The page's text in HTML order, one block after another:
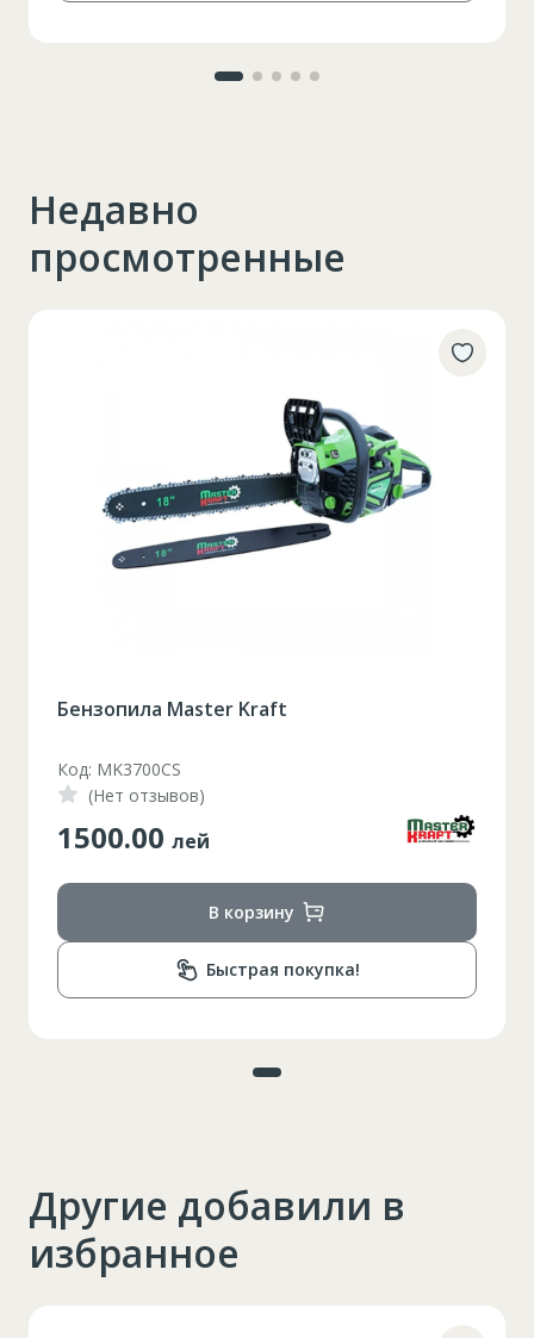
Недавно
просмотренные
Бензопила Master Kraft
Код: MK3700CS
(Нет отзывов)
1500.00 лей
В корзину
Быстрая покупка!
Другие добавили в
избранное